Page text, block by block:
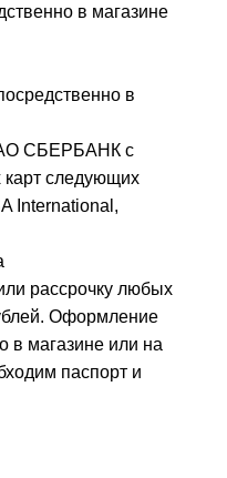
в магазине
в
СБЕРБАНК с
карт следующих
International,
рассрочку любых
Оформление
в магазине или на
паспорт и